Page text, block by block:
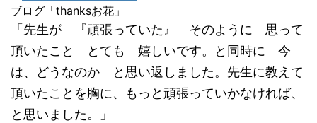
ブログ「thanksお花」
「先生が 『頑張っていた』 そのように 思って
頂いたこと とても 嬉しいです。と同時に 今
は、どうなのか と思い返しました。先生に教えて
頂いたことを胸に、もっと頑張っていかなければ、
と思いました。」